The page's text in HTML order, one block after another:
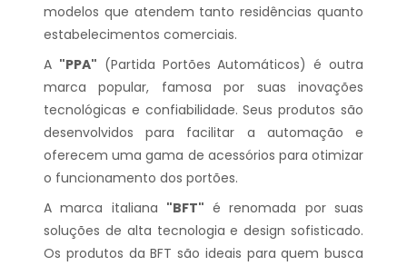
modelos que atendem tanto residências quanto
estabelecimentos comerciais.
A "PPA" (Partida Portões Automáticos) é outra
marca popular, famosa por suas inovações
tecnológicas e confiabilidade. Seus produtos são
desenvolvidos para facilitar a automação e
oferecem uma gama de acessórios para otimizar
o funcionamento dos portões.
A marca italiana "BFT" é renomada por suas
soluções de alta tecnologia e design sofisticado.
Os produtos da BFT são ideais para quem busca